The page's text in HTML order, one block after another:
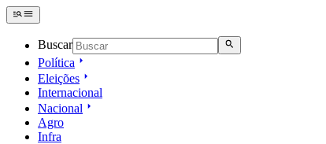
Buscar
Política
Eleições
Internacional
Nacional
Agro
Infra